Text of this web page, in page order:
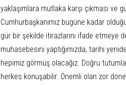
yaklaşımlara mutlaka karşı çıkması
Cumhurbaşkanımız bugüne kadar
gür bir şekilde itirazlarını ifade etmeye
muhasebesini yaptığımızda, tarihi
hepimiz görmüş olacağız. Doğru
herkes konuşabilir. Önemli olan zor